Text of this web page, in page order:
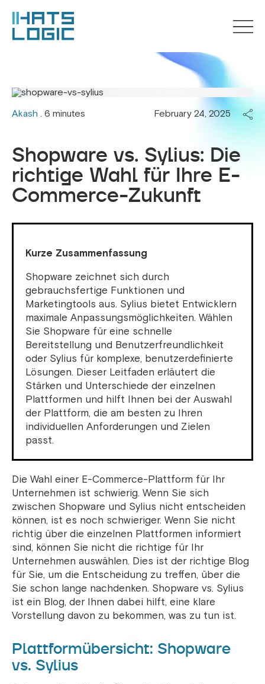
Akash . 6 minutes February 24, 2025
Shopware vs. Sylius: Die
richtige Wahl für Ihre E-
Commerce-Zukunft
Kurze Zusammenfassung
Shopware zeichnet sich durch
gebrauchsfertige Funktionen und
Marketingtools aus. Sylius bietet Entwicklern
maximale Anpassungsmöglichkeiten. Wählen
Sie Shopware für eine schnelle
Bereitstellung und Benutzerfreundlichkeit
oder Sylius für komplexe, benutzerdefinierte
Lösungen. Dieser Leitfaden erläutert die
Stärken und Unterschiede der einzelnen
Plattformen und hilft Ihnen bei der Auswahl
der Plattform, die am besten zu Ihren
individuellen Anforderungen und Zielen
passt.
Die Wahl einer E-Commerce-Plattform für Ihr
Unternehmen ist schwierig. Wenn Sie sich
zwischen Shopware und Sylius nicht entscheiden
können, ist es noch schwieriger. Wenn Sie nicht
richtig über die einzelnen Plattformen informiert
sind, können Sie nicht die richtige für Ihr
Unternehmen auswählen. Dies ist der richtige Blog
für Sie, um die Entscheidung zu treffen, über die
Sie schon lange nachdenken. Shopware vs. Sylius
ist ein Blog, der Ihnen dabei hilft, eine klare
Vorstellung davon zu bekommen, was zu tun ist.
Plattformübersicht: Shopware
vs. Sylius